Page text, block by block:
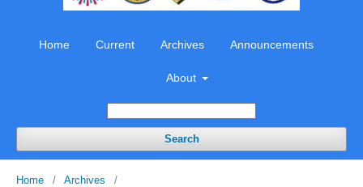
Home Current Archives Announcements
About
Search
Home / Archives
/